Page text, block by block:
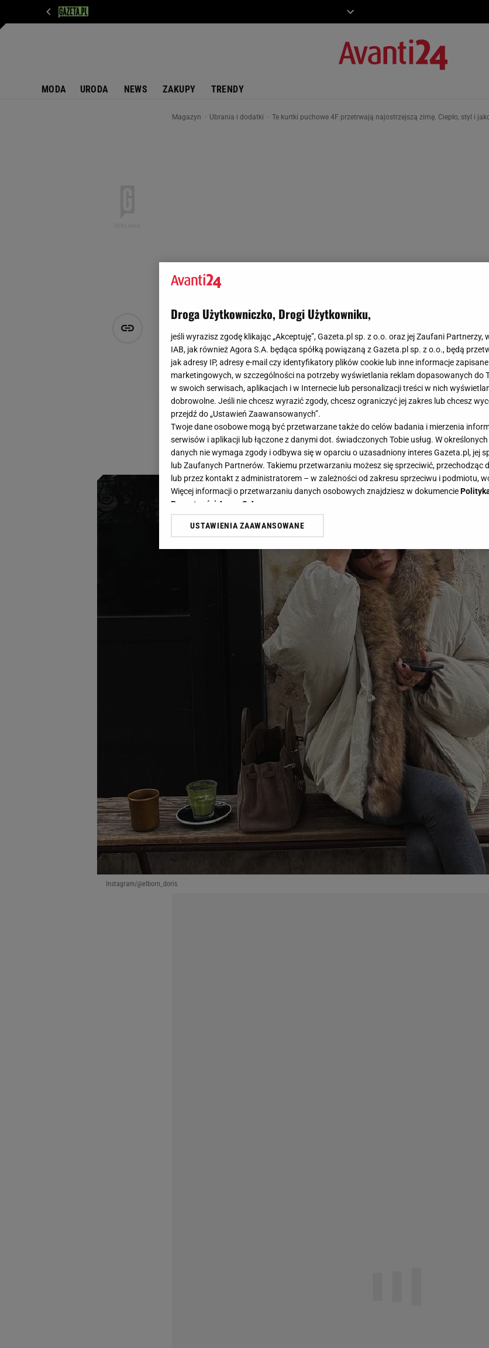
MODA URODA NEWS ZAKUPY TRENDY
Magazyn Ubrania i dodatki Te kurtki puchowe 4F przetrwają najostrzejszą zimę. Ciepło, styl i
Te kurtki puchowe 4F przetrwają
Ciepło, styl i jakość na lata
Klaudia Kierzkowska
25 listopada 2025, 16:30
Kurtka puchowa to jeden z najważniejszych elementów zimowej
modelu, który zapewni ciepło, wygodę i ochronę przed niepogodą,
wyborem.
Instagram/@elborn_doris
Droga Użytkowniczko, Drogi Użytkowniku,
jeśli wyrazisz zgodę klikając „Akceptuję”, Gazeta.pl sp. z o.o. oraz jej Zaufani Partnerzy,
IAB, jak również Agora S.A. będąca spółką powiązaną z Gazeta.pl sp. z o.o., będą
jak adresy IP, adresy e-mail czy identyfikatory plików cookie lub inne informacje
marketingowych, w szczególności na potrzeby wyświetlania reklam dopasowanych do
w swoich serwisach, aplikacjach i w Internecie lub personalizacji treści w nich
dobrowolne. Jeśli nie chcesz wyrazić zgody, chcesz ograniczyć jej zakres lub chcesz
przejdź do „Ustawień Zaawansowanych”.
Twoje dane osobowe mogą być przetwarzane także do celów badania i mierzenia
serwisów i aplikacji lub łączone z danymi dot. świadczonych Tobie usług. W
danych nie wymaga zgody i odbywa się w oparciu o uzasadniony interes Gazeta.pl, jej
lub Zaufanych Partnerów. Takiemu przetwarzaniu możesz się sprzeciwić, przechodząc
lub przez kontakt z administratorem – w zależności od zakresu sprzeciwu i podmiotu,
Więcej informacji o przetwarzaniu danych osobowych znajdziesz w dokumencie
Prywatności Agora S.A.
Klikając „Akceptuję” wyrażasz też zgodę na zainstalowanie i przechowywanie plików
dotyczące plików cookie, wywołując narzędzie do zarządzania twoimi preferencjami
odnośnik „Ustawienia prywatności ” w stopce serwisu i przechodząc do „Ustawień
plików cookie możliwa jest także za pomocą ustawień przeglądarki.
My, nasi Zaufani Partnerzy i Agora S.A. możemy przetwarzać dane osobowe w
Użycie dokładnych danych geolokalizacyjnych. Aktywne skanowanie charakterystyki
Przechowywanie informacji na urządzeniu lub dostęp do nich. Spersonalizowane
badnie odbiorców i ulepszanie usług.
Lista Zaufanych Partnerów
USTAWIENIA ZAAWANSOWANE